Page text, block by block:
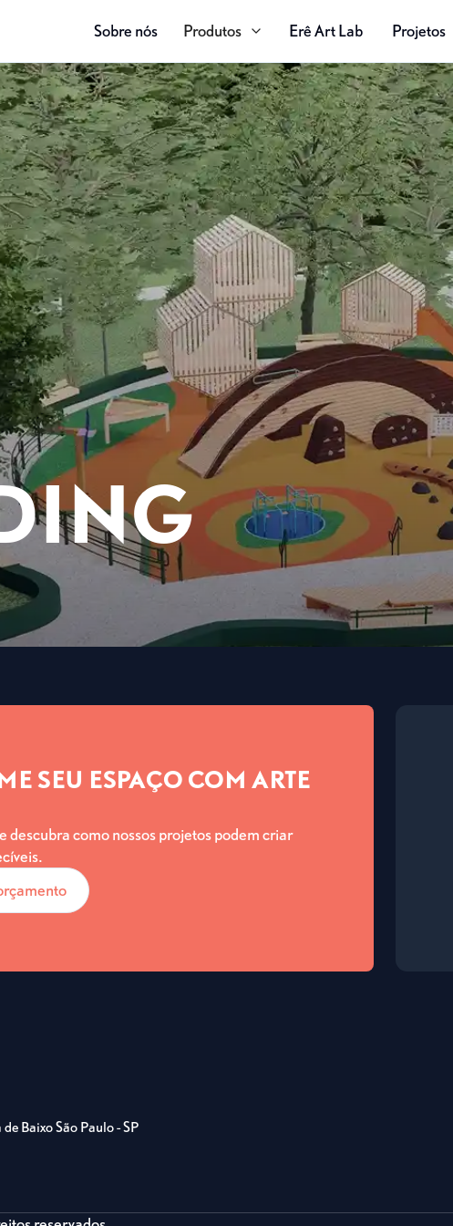
Sobre nós Produtos Erê Art Lab Projetos
SEU ESPAÇO COM ARTE
descubra como nossos projetos podem criar
Baixo São Paulo - SP